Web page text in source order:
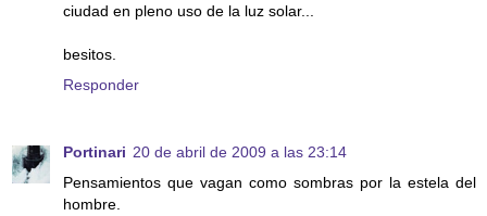
ciudad en pleno uso de la luz solar...
besitos.
Responder
Portinari 20 de abril de 2009 a las 23:14
Pensamientos que vagan como sombras por la estela del
hombre.